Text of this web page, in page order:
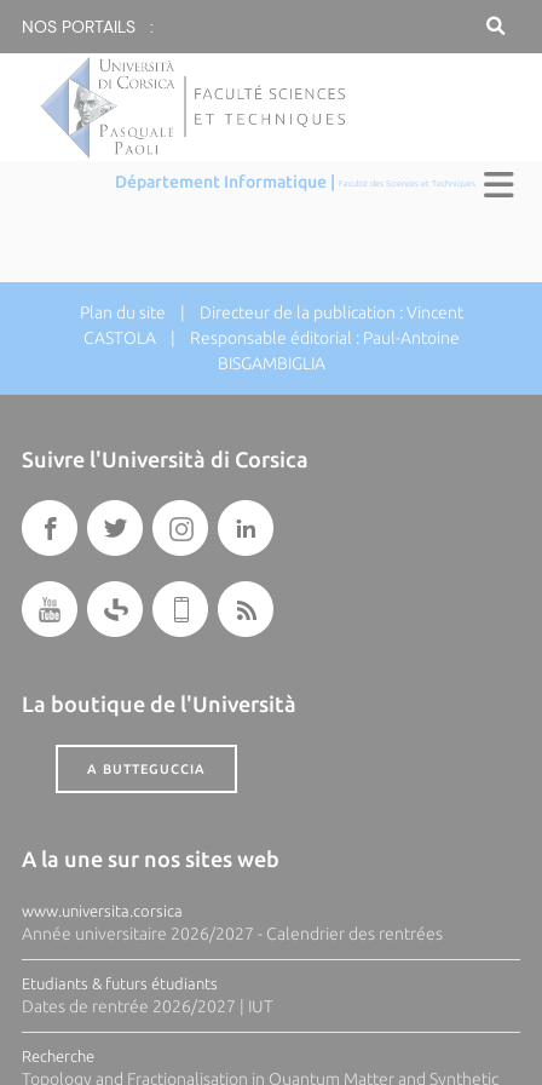
NOS PORTAILS :
Département Informatique |Faculté des Sciences et Techniques
Plan du site | Directeur de la publication : Vincent
CASTOLA | Responsable éditorial : Paul-Antoine
BISGAMBIGLIA
Suivre l'Università di Corsica
La boutique de l'Università
A BUTTEGUCCIA
A la une sur nos sites web
www.universita.corsica
Année universitaire 2026/2027 - Calendrier des rentrées
Etudiants & futurs étudiants
Dates de rentrée 2026/2027 | IUT
Recherche
Topology and Fractionalisation in Quantum Matter and Synthetic